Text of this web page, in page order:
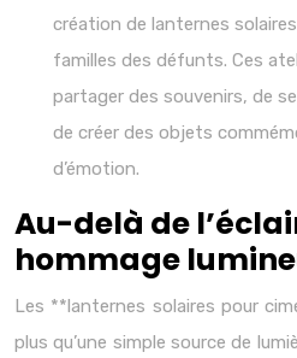
création de lanternes
familles des défunts. Ces
partager des souvenirs, de
de créer des objets
d’émotion.
Au-delà de
hommage
Les **lanternes solaires pour
plus qu’une simple source de